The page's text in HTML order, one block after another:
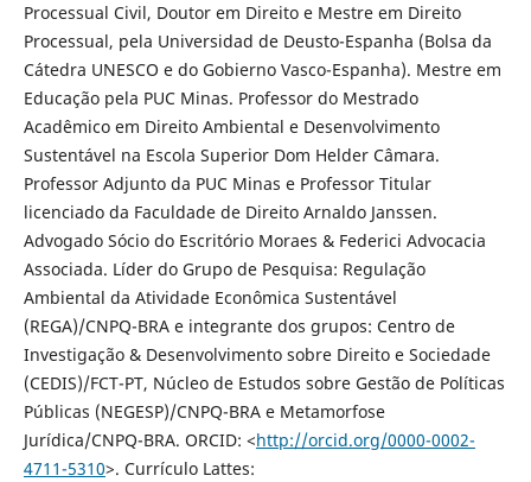
Processual Civil, Doutor em Direito e Mestre em Direito
Processual, pela Universidad de Deusto-Espanha (Bolsa da
Cátedra UNESCO e do Gobierno Vasco-Espanha). Mestre em
Educação pela PUC Minas. Professor do Mestrado
Acadêmico em Direito Ambiental e Desenvolvimento
Sustentável na Escola Superior Dom Helder Câmara.
Professor Adjunto da PUC Minas e Professor Titular
licenciado da Faculdade de Direito Arnaldo Janssen.
Advogado Sócio do Escritório Moraes & Federici Advocacia
Associada. Líder do Grupo de Pesquisa: Regulação
Ambiental da Atividade Econômica Sustentável
(REGA)/CNPQ-BRA e integrante dos grupos: Centro de
Investigação & Desenvolvimento sobre Direito e Sociedade
(CEDIS)/FCT-PT, Núcleo de Estudos sobre Gestão de Políticas
Públicas (NEGESP)/CNPQ-BRA e Metamorfose
Jurídica/CNPQ-BRA. ORCID: <http://orcid.org/0000-0002-
4711-5310>. Currículo Lattes: